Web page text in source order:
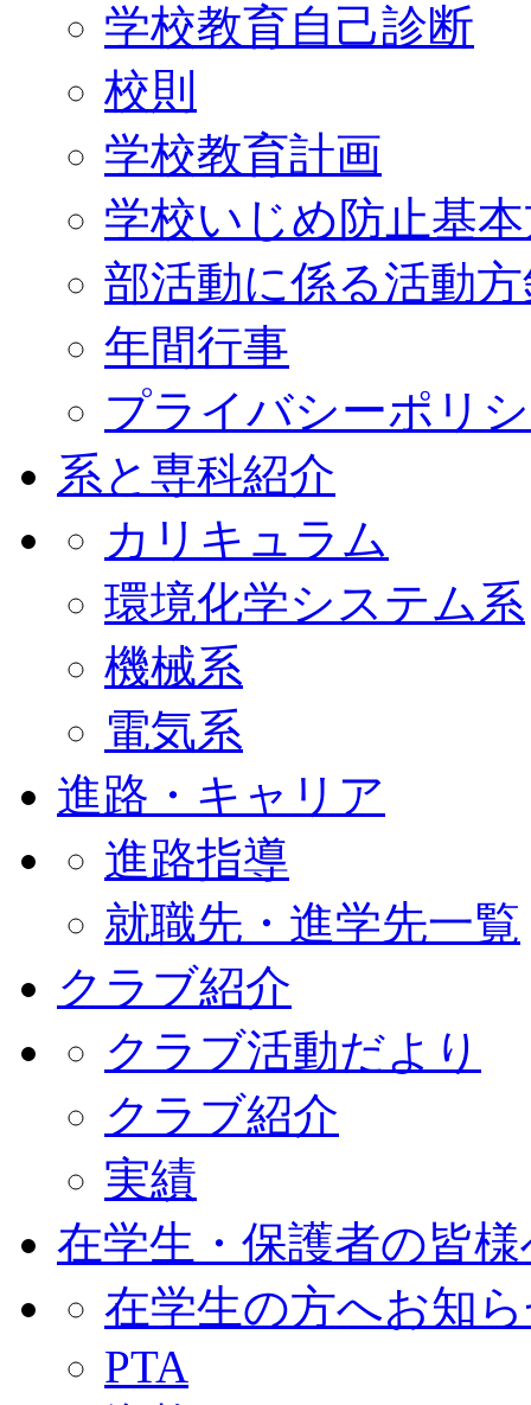
学校教育自己診断
校則
学校教育計画
学校いじめ防止基
部活動に係る活動
年間行事
プライバシーポリ
系と専科紹介
カリキュラム
環境化学システム系
機械系
電気系
進路・キャリア
進路指導
就職先・進学先一覧
クラブ紹介
クラブ活動だより
クラブ紹介
実績
在学生・保護者の皆
在学生の方へお知
PTA